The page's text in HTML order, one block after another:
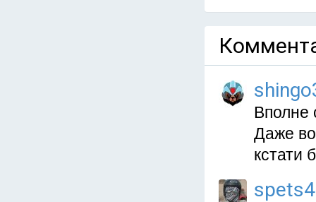
Вполне
Даже
кстати